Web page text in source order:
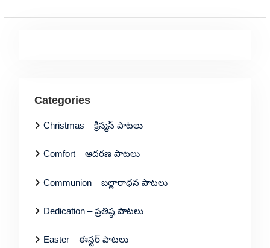
Categories
Christmas – క్రిస్మస్ పాటలు
Comfort – ఆదరణ పాటలు
Communion – బల్లారాధన పాటలు
Dedication – ప్రతిష్ఠ పాటలు
Easter – ఈస్టర్ పాటలు